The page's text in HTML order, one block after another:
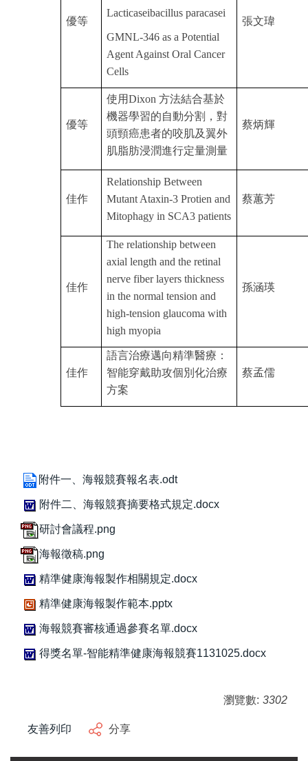
優等
Lacticaseibacillus paracasei
GMNL-346 as a Potential
Agent Against Oral Cancer
Cells
張文瑋
優等
使用Dixon 方法結合基於
機器學習的自動分割，對
頭頸癌患者的咬肌及翼外
肌脂肪浸潤進行定量測量
蔡炳輝
佳作
Relationship Between
Mutant Ataxin-3 Protien and
Mitophagy in SCA3 patients
蔡蕙芳
佳作
The relationship between
axial length and the retinal
nerve fiber layers thickness
in the normal tension and
high-tension glaucoma with
high myopia
孫涵瑛
佳作
語言治療邁向精準醫療：
智能穿戴助攻個別化治療
方案
蔡孟儒
附件一、海報競賽報名表.odt
附件二、海報競賽摘要格式規定.docx
研討會議程.png
海報徵稿.png
精準健康海報製作相關規定.docx
精準健康海報製作範本.pptx
海報競賽審核通過參賽名單.docx
得獎名單-智能精準健康海報競賽1131025.docx
瀏覽數: 3302
友善列印 分享